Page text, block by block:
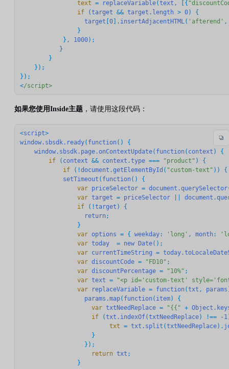
                text
= replaceVariable(text , [{
                if
(target && target.length > 0) {
target [0]. insertAdjacentHTML ( 'afterend'
                }
            },
1000);
           }
        }
    });
});
</script>
如果您使用Inside主题 ，请使用这段代码：
<script
window.sbsdk.ready( function () {
window.sbsdk.page.onContextUpdate( function ( context
        if
( context && context.type === "product"
            if
(!document.getElementById ( "custom-text" )) {
setTimeout ( function
              	var
priceSelector = document.querySelector
                var
target = priceSelector
              	if
(!target ) {
return ;
                var
options = { weekday: 'long' , month :
                var
today
  =
new Date
                var
currentTimeString =
                var
discountCode = "FD10"
                var
discountPercentage = "10%"
                var
text =
"<p id='custom-text'
                var
replaceVariable = function (txt , params
params.map( function ( item
                    var
txtNeedReplace = "{{" +
                    if
(txt.indexOf(txtNeedReplace) !==
-1
                         txt
= txt.split (txtNeedReplace).
                    }
                    return
txt ;